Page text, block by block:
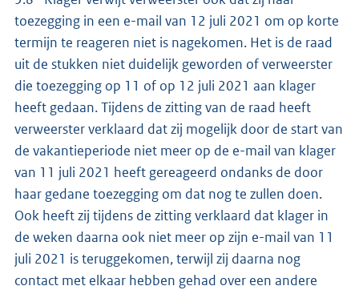
toezegging in een e-mail van 12 juli 2021 om op korte
termijn te reageren niet is nagekomen. Het is de raad
uit de stukken niet duidelijk geworden of verweerster
die toezegging op 11 of op 12 juli 2021 aan klager
heeft gedaan. Tijdens de zitting van de raad heeft
verweerster verklaard dat zij mogelijk door de start van
de vakantieperiode niet meer op de e-mail van klager
van 11 juli 2021 heeft gereageerd ondanks de door
haar gedane toezegging om dat nog te zullen doen.
Ook heeft zij tijdens de zitting verklaard dat klager in
de weken daarna ook niet meer op zijn e-mail van 11
juli 2021 is teruggekomen, terwijl zij daarna nog
contact met elkaar hebben gehad over een andere